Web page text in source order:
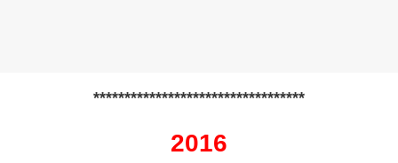
**********************************
2016